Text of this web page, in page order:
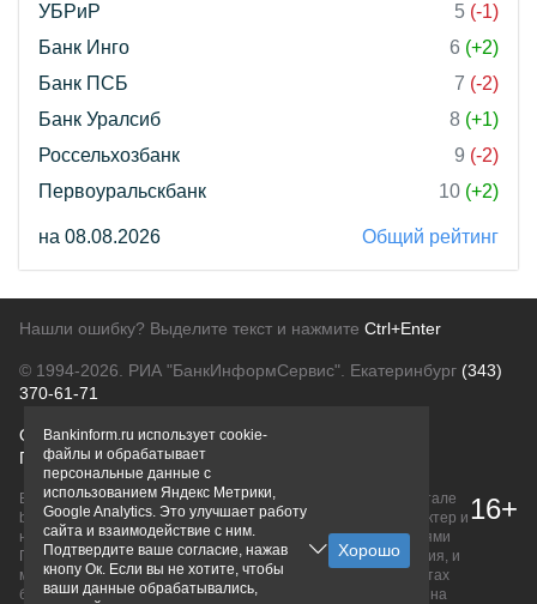
УБРиР
5 (-1)
Банк Инго
6 (+2)
Банк ПСБ
7 (-2)
Банк Уралсиб
8 (+1)
Россельхозбанк
9 (-2)
Первоуральскбанк
10 (+2)
на 08.08.2026 Общий рейтинг
Нашли ошибку? Выделите текст и нажмите Ctrl+Enter
© 1994-2026. РИА "БанкИнформСервис". Екатеринбург (343)
370-61-71
О проектеПолитика конфиденциальности
Правовая информацияДля рекламодателей
Вся информация о продуктах банков, размещенная на портале
bankinform.ru, носит исключительно ознакомительный характер и
не является публичной офертой, определяемой положениями
ГК РФ. Информация не содержит точного и полного описания, и
может быть изменена. Конечные условия уточняйте на сайтах
банков или при личном обращении. Исключительное право на
16+
Bankinform.ru использует cookie-
файлы и обрабатывает
персональные данные с
использованием Яндекс Метрики,
Google Analytics. Это улучшает работу
сайта и взаимодействие с ним.
Подтвердите ваше согласие, нажав
кнопу Ок. Если вы не хотите, чтобы
ваши данные обрабатывались,